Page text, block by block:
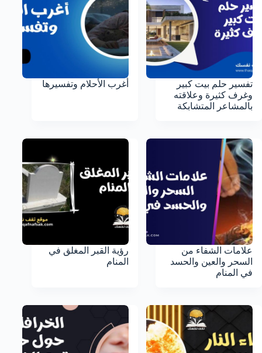
تفسير حلم بيت كبير
وغرف كثيرة وعلاقته
بالمشاعر المتشابكة
أغرب الأحلام وتفسيرها
علامات الشفاء من
السحر والعين والحسد
في المنام
رؤية القبر المغلق في
المنام